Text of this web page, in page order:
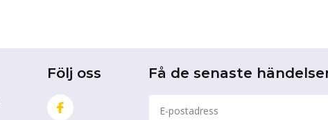
Följ oss Få de senaste